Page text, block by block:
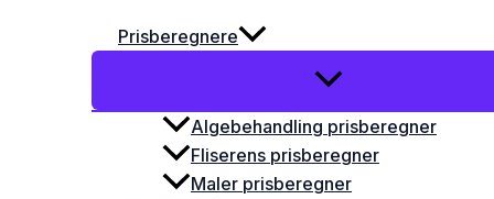
Prisberegnere
Algebehandling prisberegner
Fliserens prisberegner
Maler prisberegner